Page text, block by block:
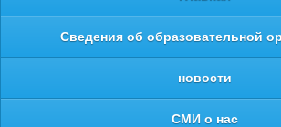
Сведения об образовательной
новости
СМИ о нас